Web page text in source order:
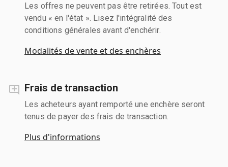
Les offres ne peuvent pas être retirées. Tout est
vendu « en l'état ». Lisez l'intégralité des
conditions générales avant d'enchérir.
Modalités de vente et des enchères
Frais de transaction
Les acheteurs ayant remporté une enchère seront
tenus de payer des frais de transaction.
Plus d'informations